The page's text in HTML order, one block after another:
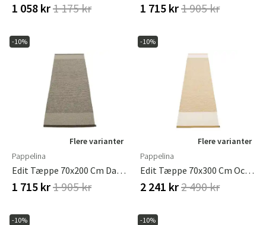
1 058 kr1 175 kr 1 715 kr1 905 kr
-10%
Flere varianter
Pappelina
Edit Tæppe 70x200 Cm Dark Brown
1 715 kr1 905 kr
-10%
Flere varianter
Pappelina
Edit Tæppe 70x300 Cm Ochre
2 241 kr2 490 kr
-10% -10%